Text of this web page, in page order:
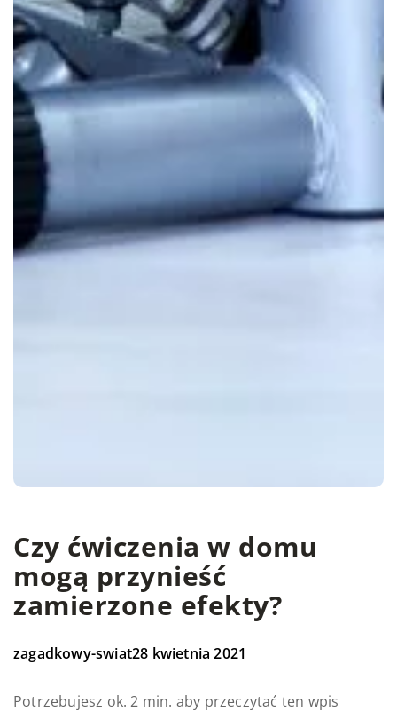
Czy ćwiczenia w domu
mogą przynieść
zamierzone efekty?
zagadkowy-swiat28 kwietnia 2021
Potrzebujesz ok. 2 min. aby przeczytać ten wpis